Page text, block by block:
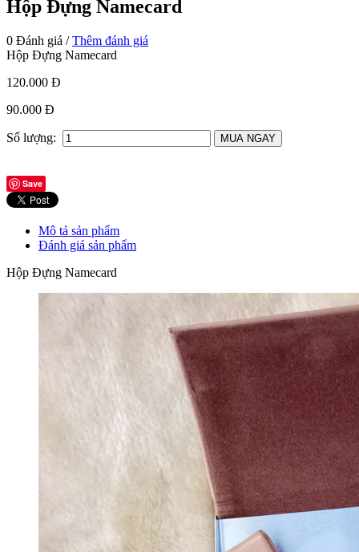
Hộp Đựng Namecard
0 Đánh giá /Thêm đánh giá
Hộp Đựng Namecard
120.000 Đ
90.000 Đ
Số lượng:
Save
Mô tả sản phẩm
Đánh giá sản phẩm
Hộp Đựng Namecard